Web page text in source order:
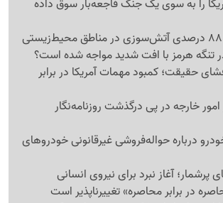
را به سوی یک جنگ فاجعه‌بار سوق داده
تنگه هرمز با افت شدید مواجه شده است؟
حقیقت؛ کمبود مهمات آمریکا در برابر
خارجه در پی درگذشت روزنامه‌نگار
درباره حواله‌فروشی غیرقانونی خودروهای
پرشمار؛ آغاز نبرد برای نیروی انسانی
در برابر محاصره» تغییرناپذیر است